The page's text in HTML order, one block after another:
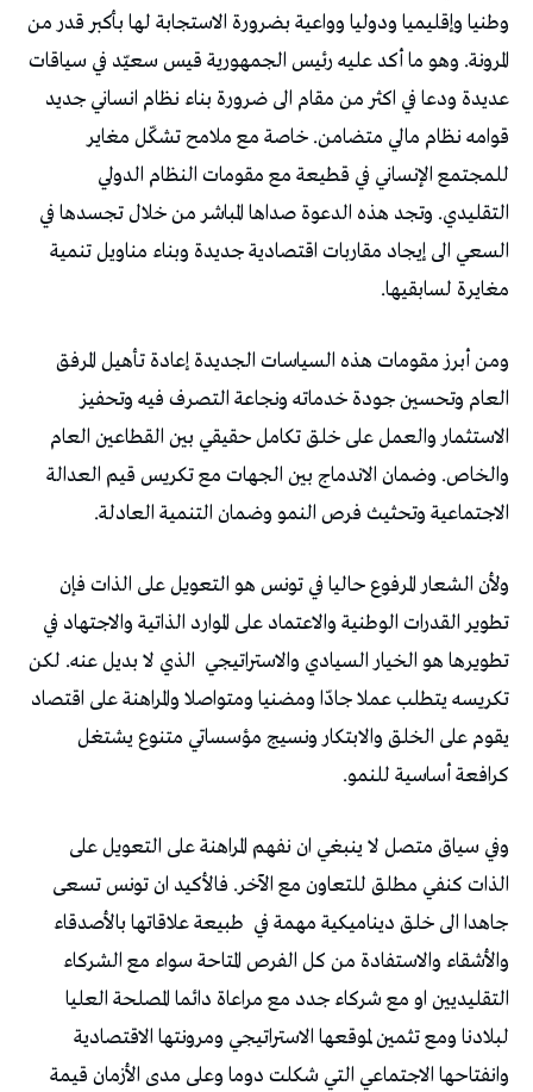
وطنيا وإقليميا ودوليا وواعية بضرورة الاستجابة لها بأكبر قدر من
المرونة. وهو ما أكد عليه رئيس الجمهورية قيس سعيّد في سياقات
عديدة ودعا في اكثر من مقام الى ضرورة بناء نظام انساني جديد
قوامه نظام مالي متضامن. خاصة مع ملامح تشكّل مغاير
للمجتمع الإنساني في قطيعة مع مقومات النظام الدولي
التقليدي. وتجد هذه الدعوة صداها المباشر من خلال تجسدها في
السعي الى إيجاد مقاربات اقتصادية جديدة وبناء مناويل تنمية
مغايرة لسابقيها.
ومن أبرز مقومات هذه السياسات الجديدة إعادة تأهيل المرفق
العام وتحسين جودة خدماته ونجاعة التصرف فيه وتحفيز
الاستثمار والعمل على خلق تكامل حقيقي بين القطاعين العام
والخاص. وضمان الاندماج بين الجهات مع تكريس قيم العدالة
الاجتماعية وتحثيث فرص النمو وضمان التنمية العادلة.
ولأن الشعار المرفوع حاليا في تونس هو التعويل على الذات فإن
تطوير القدرات الوطنية والاعتماد على الموارد الذاتية والاجتهاد في
تطويرها هو الخيار السيادي والاستراتيجي الذي لا بديل عنه. لكن
تكريسه يتطلب عملا جادّا ومضنيا ومتواصلا والمراهنة على اقتصاد
يقوم على الخلق والابتكار ونسيج مؤسساتي متنوع يشتغل
كرافعة أساسية للنمو.
وفي سياق متصل لا ينبغي ان نفهم المراهنة على التعويل على
الذات كنفي مطلق للتعاون مع الآخر. فالأكيد ان تونس تسعى
جاهدا الى خلق ديناميكية مهمة في طبيعة علاقاتها بالأصدقاء
والأشقاء والاستفادة من كل الفرص المتاحة سواء مع الشركاء
التقليديين او مع شركاء جدد مع مراعاة دائما المصلحة العليا
لبلادنا ومع تثمين لموقعها الاستراتيجي ومرونتها الاقتصادية
وانفتاحها الاجتماعي التي شكلت دوما وعلى مدى الأزمان قيمة